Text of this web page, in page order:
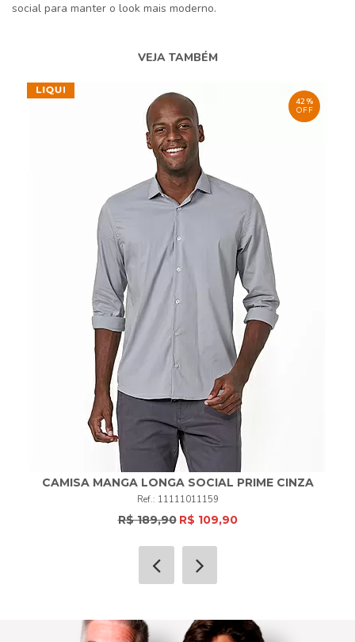
social para manter o look mais moderno.
VEJA TAMBÉM
42%
OFF
CAMISA MANGA LONGA SOCIAL PRIME CINZA
11111011159
R$ 189,90 R$ 109,90